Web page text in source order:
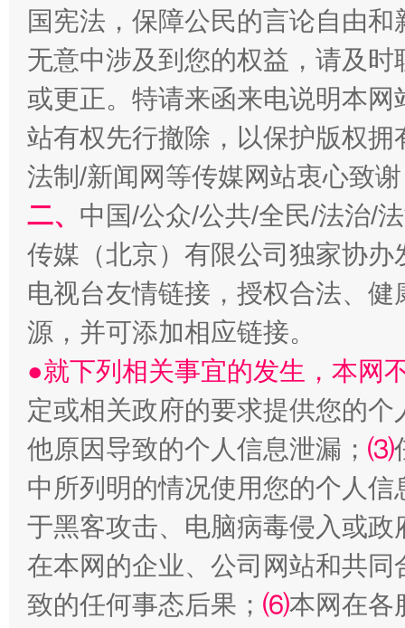
以产业富民促振兴 酒
国宪法，保障公民的言论自由
无意中涉及到您的权益，请及
或更正。特请来函来电说明本
站有权先行撤除，以保护版权
法制/新闻网等传媒网站衷心致
二、 中国/公众/公共/全民/法治/
传媒（北京）有限公司独家协
电视台友情链接，授权合法、
源，并可添加相应链接。
●就下列相关事宜的发生，本网
定或相关政府的要求提供您的个
他原因导致的个人信息泄漏； ⑶
中所列明的情况使用您的个人
于黑客攻击、电脑病毒侵入或
在本网的企业、公司网站和共
致的任何事态后果； ⑹本网在各